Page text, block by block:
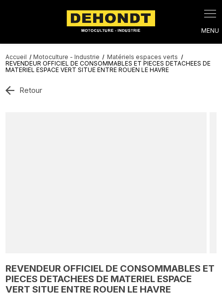
Accueil Motoculture - Industrie
Matériels espaces verts
REVENDEUR OFFICIEL DE CONSOMMABLES ET PIECES DETACHEES DE
MATERIEL ESPACE VERT SITUE ENTRE ROUEN LE HAVRE
Retour
REVENDEUR OFFICIEL DE CONSOMMABLES ET
PIECES DETACHEES DE MATERIEL ESPACE
VERT SITUE ENTRE ROUEN LE HAVRE